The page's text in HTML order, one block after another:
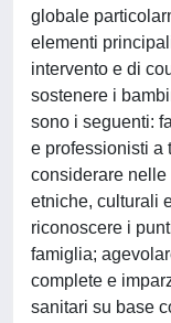
globale
elementi
intervento e di
sostenere i
sono i seguenti:
e professionisti a
considerare
etniche, culturali
riconoscere i
famiglia;
complete e
sanitari su base